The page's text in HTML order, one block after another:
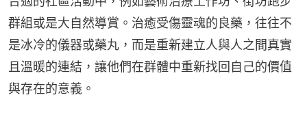
群組或是大自然導賞。治癒受傷靈魂的良藥，往往不
是冰冷的儀器或藥丸，而是重新建立人與人之間真實
且溫暖的連結，讓他們在群體中重新找回自己的價值
與存在的意義。